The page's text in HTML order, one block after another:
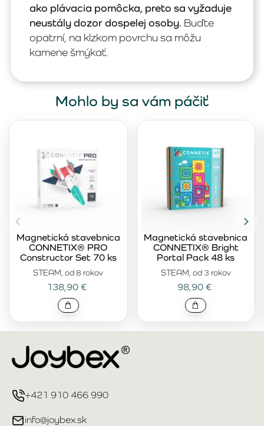
ako plávacia pomôcka, preto sa vyžaduje
neustály dozor dospelej osoby. Buďte
opatrní, na klzkom povrchu sa môžu
kamene šmýkať.
Mohlo by sa vám páčiť
STEAM, od 8 rokov
Magnetická stavebnica
CONNETIX® PRO
Constructor Set 70 ks
138,90 €
STEAM, od 3 rokov
Magnetická stavebnica
CONNETIX® Bright
Portal Pack 48 ks
98,90 €
+421 910 466 990
info@joybex.sk